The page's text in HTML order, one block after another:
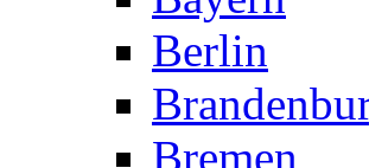
Berlin
Bremen